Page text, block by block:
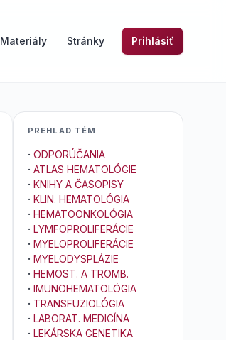
Materiály Stránky Prihlásiť
PREHLAD TÉM
· ODPORÚČANIA
· ATLAS HEMATOLÓGIE
· KNIHY A ČASOPISY
· KLIN. HEMATOLÓGIA
· HEMATOONKOLÓGIA
· LYMFOPROLIFERÁCIE
· MYELOPROLIFERÁCIE
· MYELODYSPLÁZIE
· HEMOST. A TROMB.
· IMUNOHEMATOLÓGIA
· TRANSFUZIOLÓGIA
· LABORAT. MEDICÍNA
· LEKÁRSKA GENETIKA